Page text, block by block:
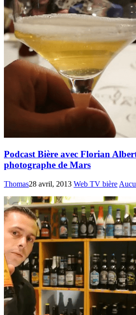
Podcast Bière avec Florian
photographe de Mars
Thomas28 avril, 2013 Web TV bière